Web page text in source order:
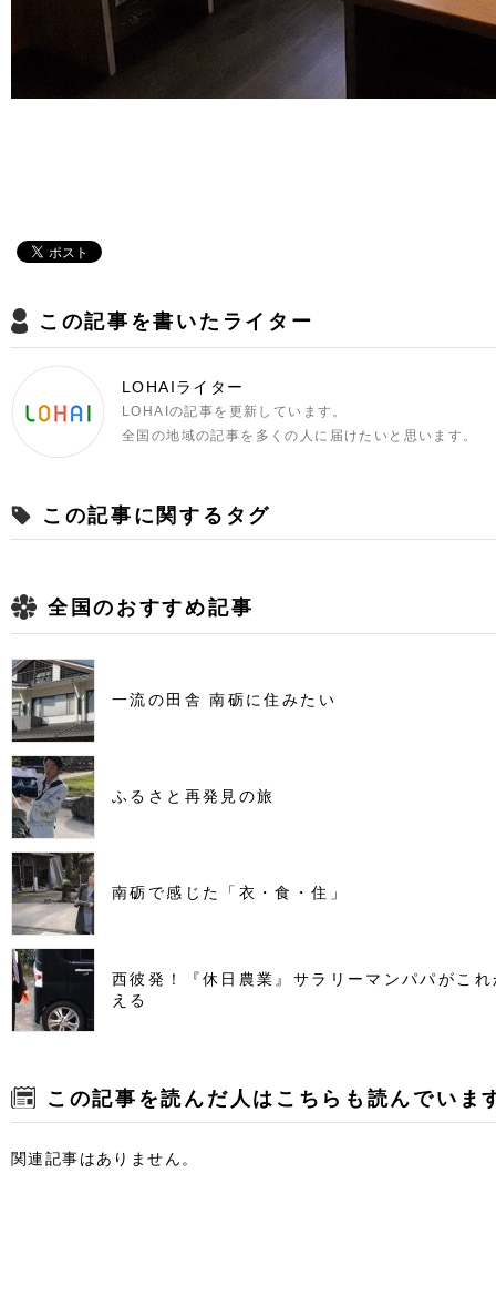
この記事を書いたライター
LOHAIライター
LOHAIの記事を更新しています。
全国の地域の記事を多くの人に届けたいと思います。
この記事に関するタグ
全国のおすすめ記事
一流の田舎 南砺に住みたい
ふるさと再発見の旅
南砺で感じた「衣・食・住」
西彼発！『休日農業』サラリーマンパパがこ
える
この記事を読んだ人はこちらも読んでいま
関連記事はありません。